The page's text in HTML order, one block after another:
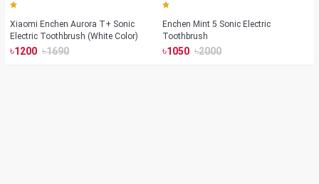
Xiaomi Enchen Aurora T+ Sonic
Electric Toothbrush (White Color)
৳1200 ৳1690
Enchen Mint 5 Sonic Electric
Toothbrush
৳1050 ৳2000